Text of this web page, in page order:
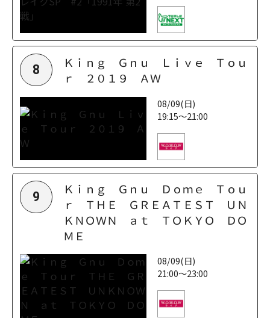
8
Ｋｉｎｇ Ｇｎｕ Ｌｉｖｅ Ｔｏｕ
ｒ ２０１９ ＡＷ
08/09(日)
19:15～21:00
9
Ｋｉｎｇ Ｇｎｕ Ｄｏｍｅ Ｔｏｕ
ｒ ＴＨＥ ＧＲＥＡＴＥＳＴ ＵＮ
ＫＮＯＷＮ ａｔ ＴＯＫＹＯ ＤＯ
ＭＥ
08/09(日)
21:00～23:00